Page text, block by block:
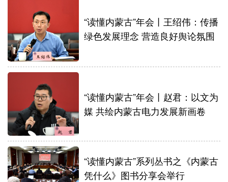
“读懂内蒙古”年会丨王绍伟：传播
绿色发展理念 营造良好舆论氛围
“读懂内蒙古”年会丨赵君：以文为
媒 共绘内蒙古电力发展新画卷
“读懂内蒙古”系列丛书之《内蒙古
凭什么》图书分享会举行